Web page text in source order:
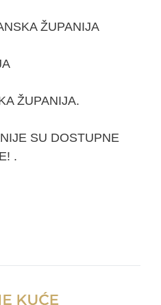
ŽUPANIJA
ŽUPANIJA.
SU DOSTUPNE
.